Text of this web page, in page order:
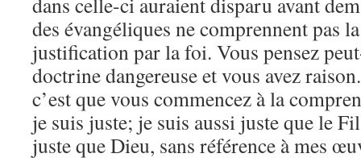
des évangéliques ne comprennent pas
justification par la foi. Vous pensez
doctrine dangereuse et vous avez
c’est que vous commencez à la
je suis juste; je suis aussi juste que le
juste que Dieu, sans référence à mes